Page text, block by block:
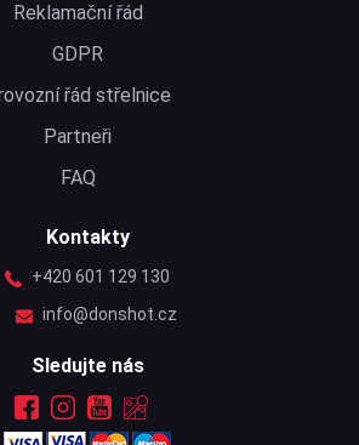
Reklamační řád
GDPR
řád střelnice
Partneři
FAQ
Kontakty
+420 601 129 130
info@donshot.cz
Sledujte nás